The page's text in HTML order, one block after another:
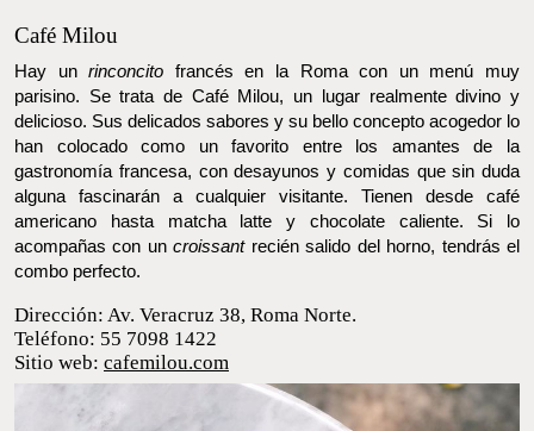
Café Milou
Hay unrinconcitofrancés en la Roma con un menú muy parisino.
Se trata de Café Milou, un lugar realmente divino y delicioso. Sus
delicados sabores y su bello concepto acogedor lo han colocado
como un favorito entre los amantes de la gastronomía francesa,
con desayunos y comidas que sin duda alguna fascinarán a
cualquier visitante. Tienen desde café americano hasta matcha
latte y chocolate caliente. Si lo acompañas con uncroissant
recién salido del horno, tendrás el combo perfecto.
Dirección: Av. Veracruz 38, Roma Norte.
Teléfono: 55 7098 1422
Sitio web:cafemilou.com